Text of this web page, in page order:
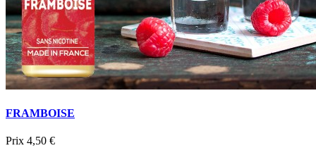
FRAMBOISE
Prix 4,50 €